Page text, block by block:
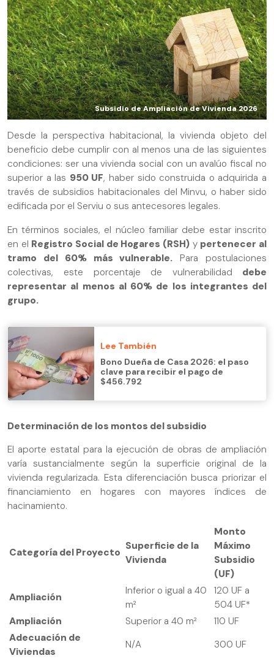
Subsidio de Ampliación de Vivienda 2026
Desde la perspectiva habitacional, la vivienda objeto del
beneficio debe cumplir con al menos una de las siguientes
condiciones: ser una vivienda social con un avalúo fiscal no
superior a las 950 UF, haber sido construida o adquirida a
través de subsidios habitacionales del Minvu, o haber sido
edificada por el Serviu o sus antecesores legales.
En términos sociales, el núcleo familiar debe estar inscrito
en el Registro Social de Hogares (RSH) y pertenecer al
tramo del 60% más vulnerable. Para postulaciones
colectivas, este porcentaje de vulnerabilidad debe
representar al menos al 60% de los integrantes del
grupo.
Lee También
Bono Dueña de Casa 2026: el paso
clave para recibir el pago de
$456.792
Determinación de los montos del subsidio
El aporte estatal para la ejecución de obras de ampliación
varía sustancialmente según la superficie original de la
vivienda regularizada. Esta diferenciación busca priorizar el
financiamiento en hogares con mayores índices de
hacinamiento.
Categoría del Proyecto
Superficie de la
Vivienda
Monto
Máximo
Subsidio
(UF)
Ampliación
Inferior o igual a 40
m²
120 UF a
504 UF*
Ampliación
Superior a 40 m²
110 UF
Adecuación de
Viviendas
N/A
300 UF